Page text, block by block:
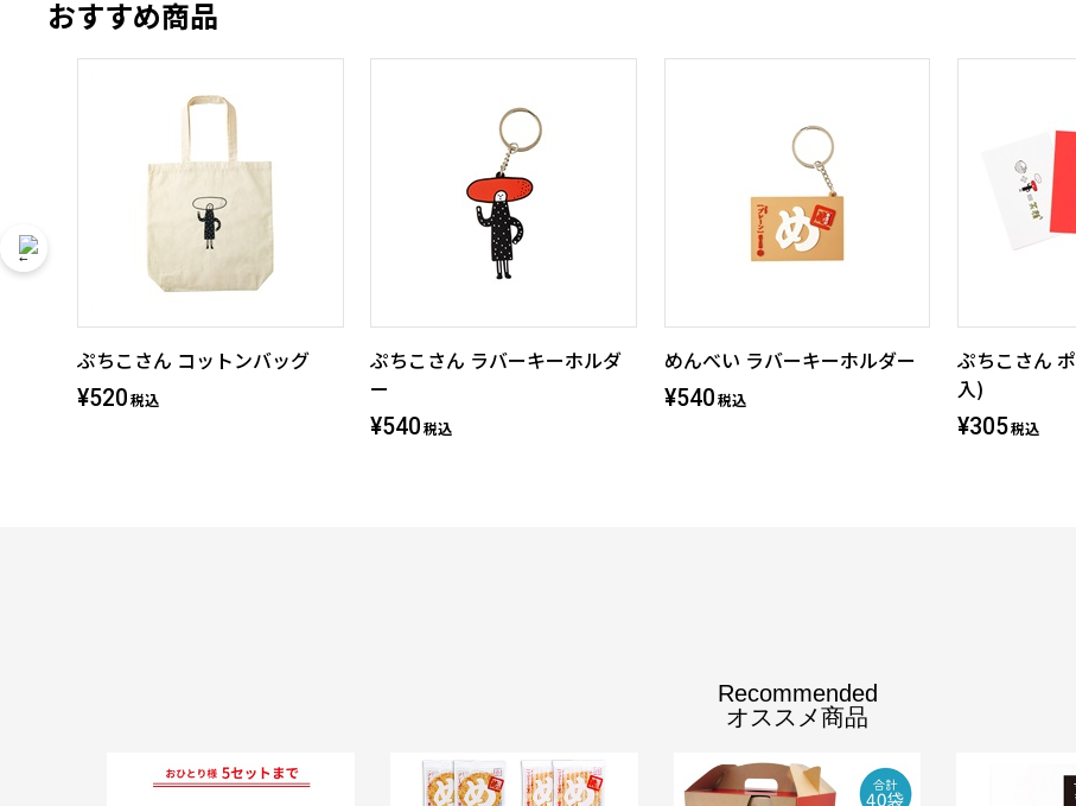
おすすめ商品
ぷちこさん コットンバッグ
¥520 税込
ぷちこさん ラバーキーホルダ
ー
¥540 税込
めんべい ラバーキーホルダー
¥540 税込
ぷちこさん
入)
¥305税込
Recommended
オススメ商品